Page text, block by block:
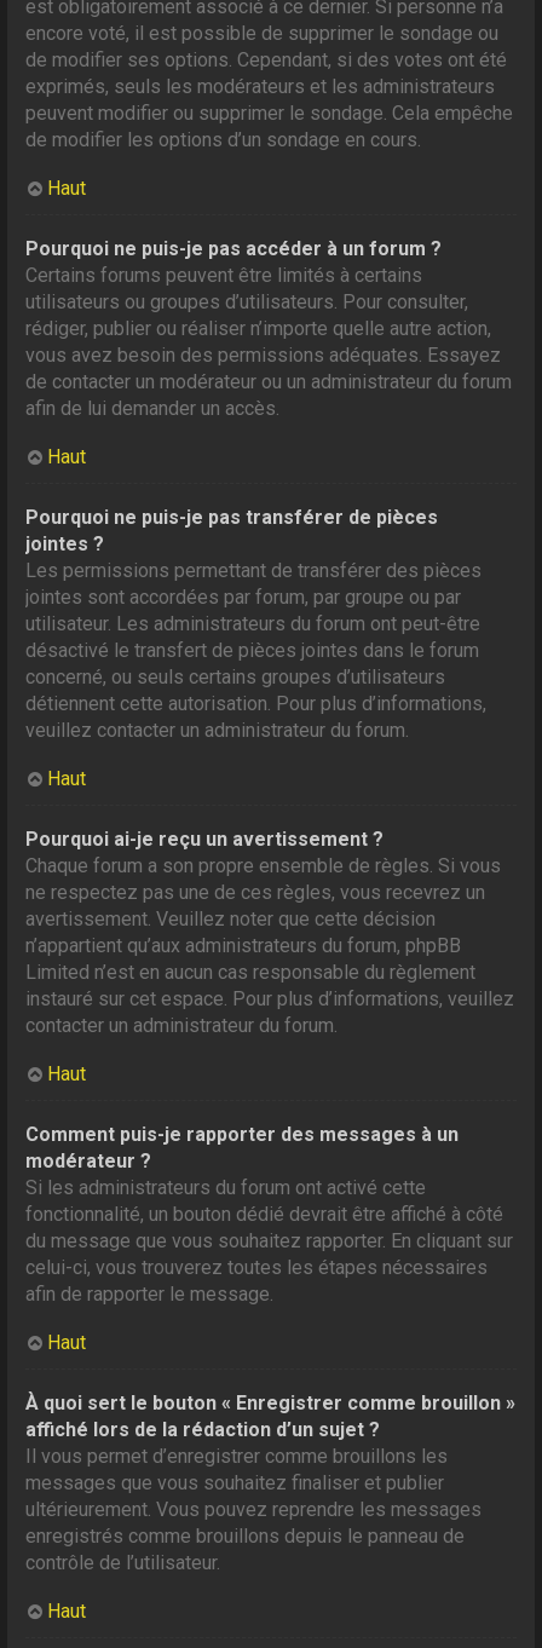
est obligatoirement associé à ce dernier. Si personne n’a
encore voté, il est possible de supprimer le sondage ou
de modifier ses options. Cependant, si des votes ont été
exprimés, seuls les modérateurs et les administrateurs
peuvent modifier ou supprimer le sondage. Cela empêche
de modifier les options d’un sondage en cours.
Haut
Pourquoi ne puis-je pas accéder à un forum ?
Certains forums peuvent être limités à certains
utilisateurs ou groupes d’utilisateurs. Pour consulter,
rédiger, publier ou réaliser n’importe quelle autre action,
vous avez besoin des permissions adéquates. Essayez
de contacter un modérateur ou un administrateur du forum
afin de lui demander un accès.
Haut
Pourquoi ne puis-je pas transférer de pièces
jointes ?
Les permissions permettant de transférer des pièces
jointes sont accordées par forum, par groupe ou par
utilisateur. Les administrateurs du forum ont peut-être
désactivé le transfert de pièces jointes dans le forum
concerné, ou seuls certains groupes d’utilisateurs
détiennent cette autorisation. Pour plus d’informations,
veuillez contacter un administrateur du forum.
Haut
Pourquoi ai-je reçu un avertissement ?
Chaque forum a son propre ensemble de règles. Si vous
ne respectez pas une de ces règles, vous recevrez un
avertissement. Veuillez noter que cette décision
n’appartient qu’aux administrateurs du forum, phpBB
Limited n’est en aucun cas responsable du règlement
instauré sur cet espace. Pour plus d’informations, veuillez
contacter un administrateur du forum.
Haut
Comment puis-je rapporter des messages à un
modérateur ?
Si les administrateurs du forum ont activé cette
fonctionnalité, un bouton dédié devrait être affiché à côté
du message que vous souhaitez rapporter. En cliquant sur
celui-ci, vous trouverez toutes les étapes nécessaires
afin de rapporter le message.
Haut
À quoi sert le bouton « Enregistrer comme brouillon »
affiché lors de la rédaction d’un sujet ?
Il vous permet d’enregistrer comme brouillons les
messages que vous souhaitez finaliser et publier
ultérieurement. Vous pouvez reprendre les messages
enregistrés comme brouillons depuis le panneau de
contrôle de l’utilisateur.
Haut